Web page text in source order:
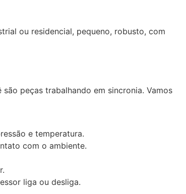
ou residencial, pequeno, robusto, com
peças trabalhando em sincronia. Vamos
e temperatura.
com o ambiente.
liga ou desliga.